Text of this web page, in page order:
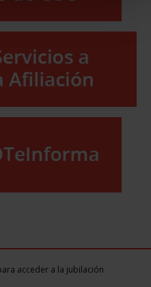
acceder a la jubilación